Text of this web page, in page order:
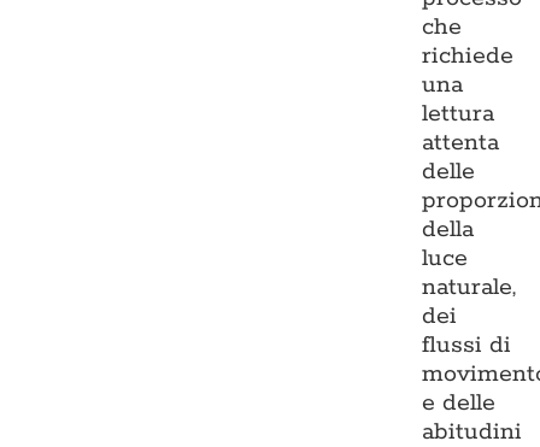
che
richiede
una
lettura
attenta
delle
della
luce
naturale,
dei
flussi di
e delle
abitudini